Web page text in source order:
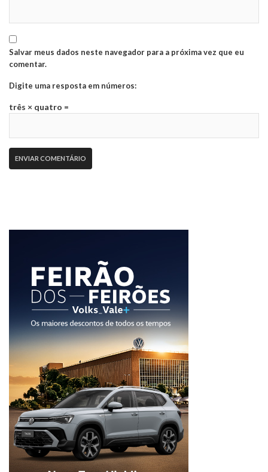
Salvar meus dados neste navegador para a próxima vez que eu
comentar.
Digite uma resposta em números:
três × quatro =